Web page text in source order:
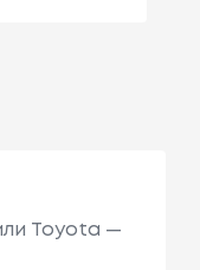
Toyota —